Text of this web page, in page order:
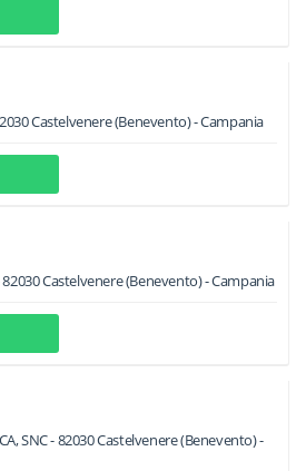
Castelvenere(Benevento) -Campania
82030Castelvenere(Benevento) -Campania
SNC-82030Castelvenere(Benevento) -